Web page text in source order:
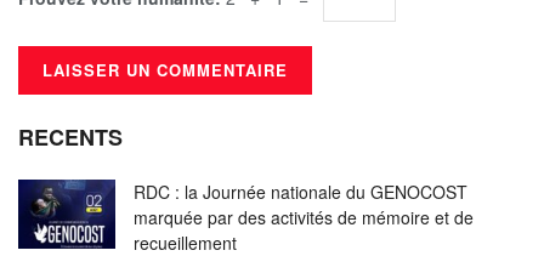
RECENTS
RDC : la Journée nationale du GENOCOST
marquée par des activités de mémoire et de
recueillement